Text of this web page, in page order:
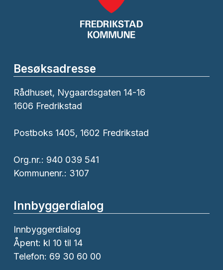
Besøksadresse
Rådhuset, Nygaardsgaten 14-16
1606 Fredrikstad
Postboks 1405, 1602 Fredrikstad
Org.nr.: 940 039 541
Kommunenr.: 3107
Innbyggerdialog
Innbyggerdialog
Åpent: kl 10 til 14
Telefon: 69 30 60 00